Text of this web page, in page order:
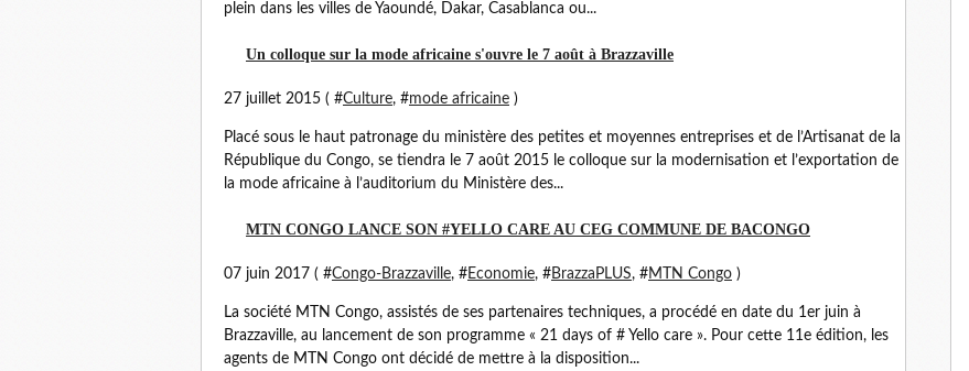
plein dans les villes de Yaoundé, Dakar, Casablanca ou...
Un colloque sur la mode africaine s'ouvre le 7 août à Brazzaville
27 juillet 2015 ( #Culture, #mode africaine )
Placé sous le haut patronage du ministère des petites et moyennes entreprises et de l’Artisanat de la
République du Congo, se tiendra le 7 août 2015 le colloque sur la modernisation et l’exportation de
la mode africaine à l’auditorium du Ministère des...
MTN CONGO LANCE SON #YELLO CARE AU CEG COMMUNE DE BACONGO
07 juin 2017 ( #Congo-Brazzaville, #Economie, #BrazzaPLUS, #MTN Congo )
La société MTN Congo, assistés de ses partenaires techniques, a procédé en date du 1er juin à
Brazzaville, au lancement de son programme « 21 days of # Yello care ». Pour cette 11e édition, les
agents de MTN Congo ont décidé de mettre à la disposition...